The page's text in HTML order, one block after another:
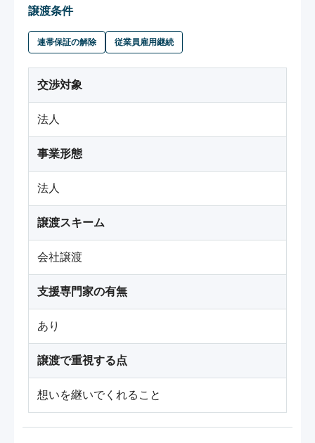
譲渡条件
連帯保証の解除 従業員雇用継続
交渉対象
法人
事業形態
法人
譲渡スキーム
会社譲渡
支援専門家の有無
あり
譲渡で重視する点
想いを継いでくれること